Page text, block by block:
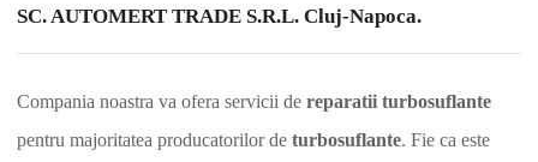
SC. AUTOMERT TRADE S.R.L. Cluj-Napoca.
Compania noastra va ofera servicii de reparatii turbosuflante
pentru majoritatea producatorilor de turbosuflante. Fie ca este